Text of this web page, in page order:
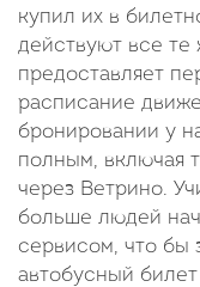
купил их в
действуют все
предоставляет
расписание
бронировании у
полным, включая
через Ветрино.
больше людей
сервисом, что бы
автобусный